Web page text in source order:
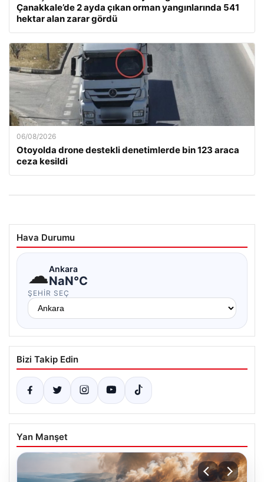
Çanakkale’de 2 ayda çıkan orman yangınlarında 541
hektar alan zarar gördü
06/08/2026
Otoyolda drone destekli denetimlerde bin 123 araca
ceza kesildi
Hava Durumu
☁Ankara
NaN°C
ŞEHIR SEÇ
Bizi Takip Edin
Yan Manşet